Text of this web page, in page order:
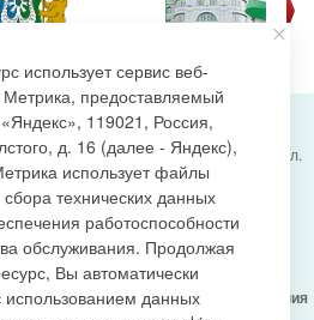
городского поселения Излучинск, ул.
6, пгт. Излучинск, Нижневартовский
автономный округ-Югра
область), 628634
изданиеhttps://www.gp-izluchinsk.ru
-Администрация городского поселения
использует сервис веб-
предоставляемый
119021, Россия,
д. 16 (далее - Яндекс),
использует файлы
технических данных
работоспособности
обслуживания. Продолжая
Вы автоматически
использованием данных